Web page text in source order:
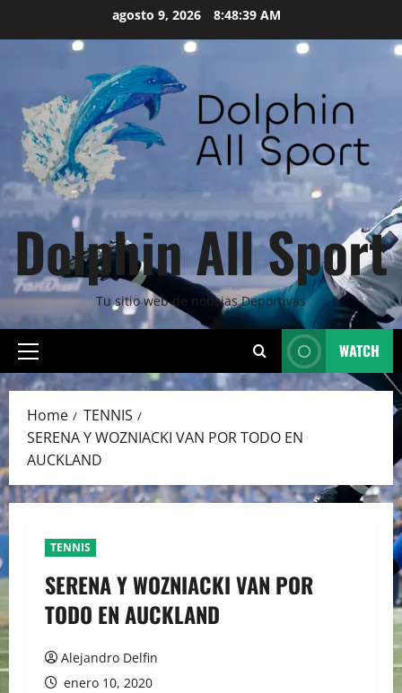
agosto 9, 2026 8:48:40 AM
Dolphin All Sport
Tu sitio web de noticias Deportivas
Primary
Menu
WATCH
Home
TENNIS
SERENA Y WOZNIACKI VAN POR TODO EN
AUCKLAND
TENNIS
SERENA Y WOZNIACKI VAN POR
TODO EN AUCKLAND
Alejandro Delfin
enero 10, 2020